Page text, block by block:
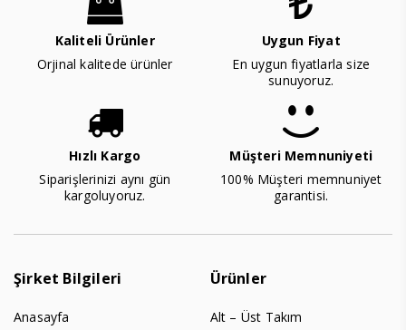
Kaliteli Ürünler
Orjinal kalitede ürünler
Uygun Fiyat
En uygun fiyatlarla size
sunuyoruz.
Hızlı Kargo
Siparişlerinizi aynı gün
kargoluyoruz.
Müşteri Memnuniyeti
100% Müşteri memnuniyet
garantisi.
Şirket Bilgileri
Anasayfa
Ürünler
Alt – Üst Takım